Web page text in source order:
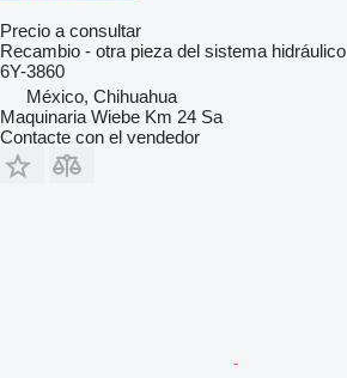
Precio a consultar
Recambio - otra pieza del sistema hidráulico
6Y-3860
México, Chihuahua
Maquinaria Wiebe Km 24 Sa
Contacte con el vendedor